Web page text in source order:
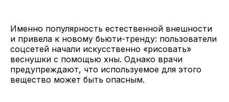
Именно популярность естественной внешности
и привела к новому бьюти-тренду: пользователи
соцсетей начали искусственно «рисовать»
веснушки с помощью хны. Однако врачи
предупреждают, что используемое для этого
вещество может быть опасным.